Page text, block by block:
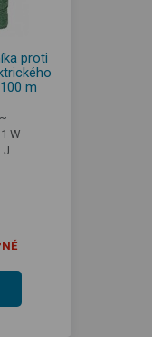
proti
m
W
J